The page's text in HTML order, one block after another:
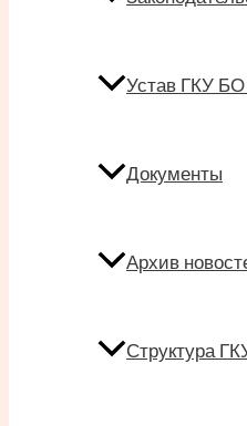
Устав ГКУ
Документы
Архив
Структура